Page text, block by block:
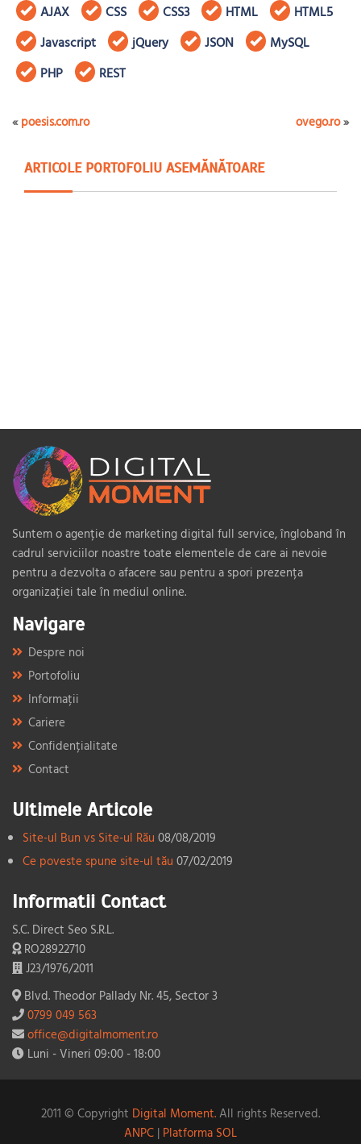
AJAX CSS CSS3 HTML
HTML5
Javascript
jQuery JSON
MySQL
PHP
REST
«poesis.com.ro ovego.ro»
ARTICOLE PORTOFOLIU ASEMĂNĂTOARE
Suntem o agenție de marketing digital full service, îngloband în
cadrul serviciilor noastre toate elementele de care ai nevoie
pentru a dezvolta o afacere sau pentru a spori prezența
organizației tale în mediul online.
Navigare
Despre noi
Portofoliu
Informații
Cariere
Confidențialitate
Contact
Ultimele Articole
Site-ul Bun vs Site-ul Rău 08/08/2019
Ce poveste spune site-ul tău 07/02/2019
Informatii Contact
S.C. Direct Seo S.R.L.
RO28922710
J23/1976/2011
Blvd. Theodor Pallady Nr. 45, Sector 3
0799 049 563
office@digitalmoment.ro
Luni - Vineri 09:00 - 18:00
2011 © Copyright Digital Moment.All rights Reserved.
ANPC | Platforma SOL